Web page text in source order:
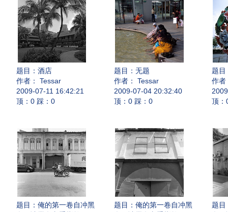
题目： 酒店
作者： Tessar
2009-07-11 16:42:21
顶：0 踩：0
题目： 无题
作者： Tessar
2009-07-04 20:32:40
顶：0 踩：0
题目
作者
顶：
题目： 俺的第一卷自冲黑
题目： 俺的第一卷自冲黑
题目